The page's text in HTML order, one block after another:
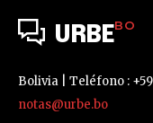
URBEBO
Bolivia | Teléfono :
notas@urbe.bo